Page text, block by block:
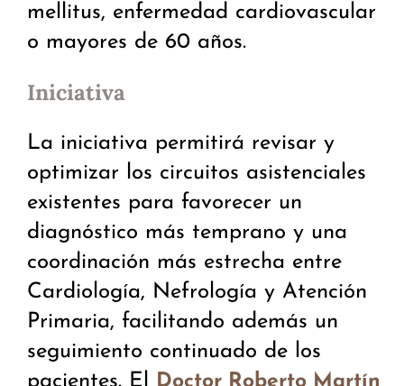
mellitus, enfermedad cardiovascular
o mayores de 60 años.
Iniciativa
La iniciativa permitirá revisar y
optimizar los circuitos asistenciales
existentes para favorecer un
diagnóstico más temprano y una
coordinación más estrecha entre
Cardiología, Nefrología y Atención
Primaria, facilitando además un
seguimiento continuado de los
pacientes. El